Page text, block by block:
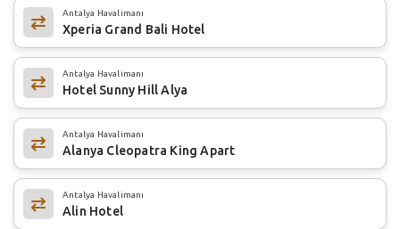
Antalya Havalimanı
Xperia Grand Bali Hotel
Antalya Havalimanı
Hotel Sunny Hill Alya
Antalya Havalimanı
Alanya Cleopatra King Apart
Antalya Havalimanı
Alin Hotel